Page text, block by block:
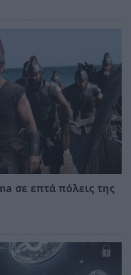
σε επτά πόλεις της